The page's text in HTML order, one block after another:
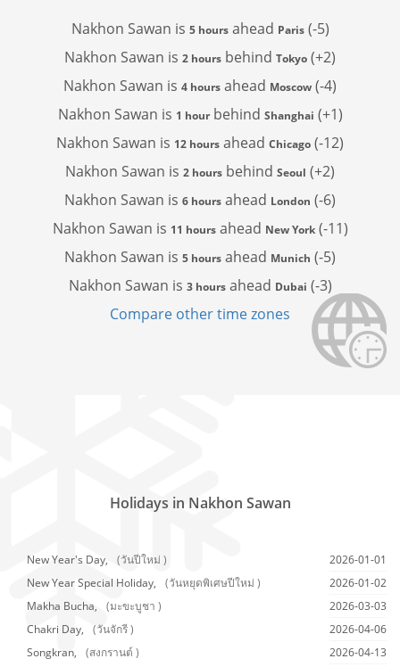
Nakhon Sawan is 5 hoursahead Paris(-5)
Nakhon Sawan is 2 hours behind Tokyo (+2)
Nakhon Sawan is 4 hours ahead Moscow (-4)
Nakhon Sawan is 1 hourbehind Shanghai (+1)
Nakhon Sawan is 12 hours ahead Chicago (-12)
Nakhon Sawan is 2 hours behind Seoul (+2)
Nakhon Sawan is 6 hours ahead London (-6)
Nakhon Sawan is 11 hoursahead New York(-11)
Nakhon Sawan is 5 hours ahead Munich (-5)
Nakhon Sawan is 3 hoursahead Dubai (-3)
Compare other time zones
Holidays in Nakhon Sawan
New Year's Day, (วันปีใหม่ )
2026-01-01
New Year Special Holiday,
(วันหยุดพิเศษปีใหม่ )
2026-01-02
Makha Bucha,
(มะขะบูชา )
2026-03-03
Chakri Day,
(วันจักรี )
2026-04-06
Songkran,
(สงกรานต์ )
2026-04-13